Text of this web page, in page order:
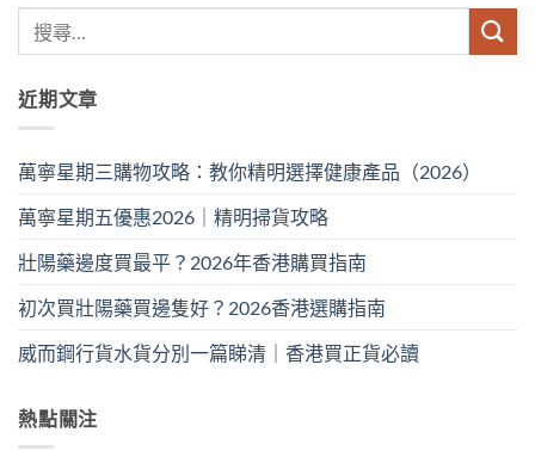
近期文章
萬寧星期三購物攻略：教你精明選擇健康產品（2026）
萬寧星期五優惠2026｜精明掃貨攻略
壯陽藥邊度買最平？2026年香港購買指南
初次買壯陽藥買邊隻好？2026香港選購指南
威而鋼行貨水貨分別一篇睇清｜香港買正貨必讀
熱點關注